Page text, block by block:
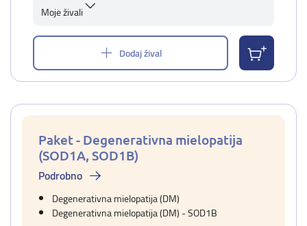
Moje živali
Dodaj žival
Paket - Degenerativna mielopatija
(SOD1A, SOD1B)
Podrobno
Degenerativna mielopatija (DM)
Degenerativna mielopatija (DM) - SOD1B